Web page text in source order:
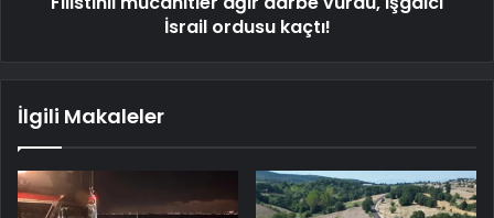
İsrail ordusu kaçtı!
İlgili Makaleler